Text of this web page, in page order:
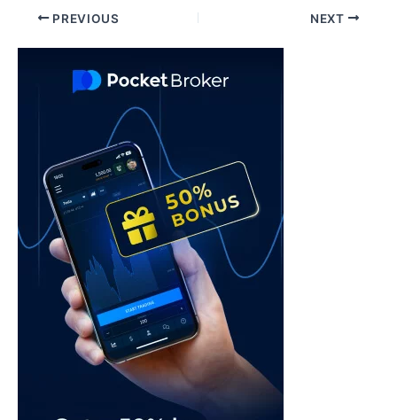
Post PREVIOUS NEXT